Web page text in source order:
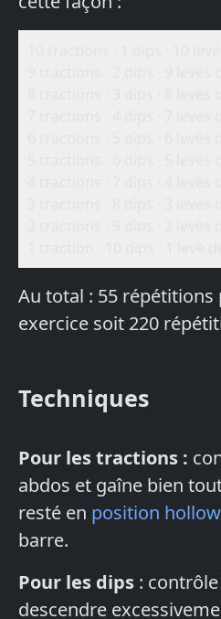
Au total : 55 répétitions
exercice soit 220
Techniques
Pour les tractions :
abdos et gaîne bien
resté en position hollow
barre.
Pour les dips :
descendre